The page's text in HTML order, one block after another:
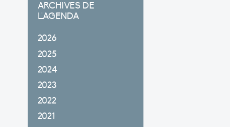
ARCHIVES DE
L'AGENDA
2026
2025
2024
2023
2022
2021